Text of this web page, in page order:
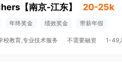
【南京-江东】 20-25k
年终奖金 绩效奖金 带薪年假
校教育,专业技术服务 不需要融资 1-49